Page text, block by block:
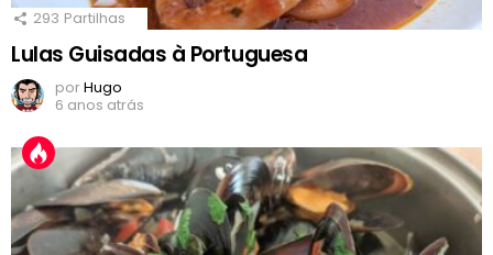
293 Partilhas
Lulas Guisadas à Portuguesa
porHugo
6 anos atrás